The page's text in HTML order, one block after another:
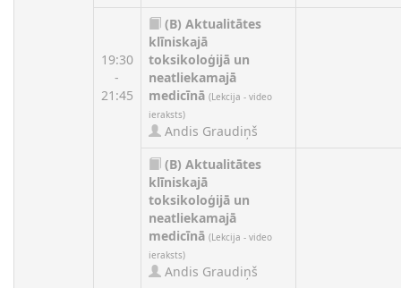
19:30
-
21:45
(B) Aktualitātes
klīniskajā
toksikoloģijā un
neatliekamajā
medicīnā (Lekcija - video
ieraksts)
Andis Graudiņš
(B) Aktualitātes
klīniskajā
toksikoloģijā un
neatliekamajā
medicīnā (Lekcija - video
ieraksts)
Andis Graudiņš